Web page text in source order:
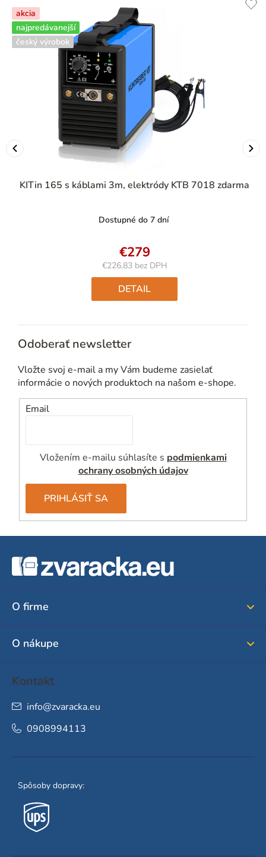
akcia
najpredávanejší
český výrobok
KITin 165 s káblami 3m, elektródy KTB 7018 zdarma
Dostupné do 7 dní
€279
€226,83 bez DPH
Jednotková
cena:
DETAIL
Odoberať newsletter
Vložte svoj e-mail a my Vám budeme zasielať
informácie o nových produktoch na našom e-shope.
Email
Vložením e-mailu súhlasíte s podmienkami
ochrany osobných údajov
PRIHLÁSIŤ SA
O firme
O nákupe
Kontakt
info@zvaracka.eu
0908994113
Spôsoby dopravy: